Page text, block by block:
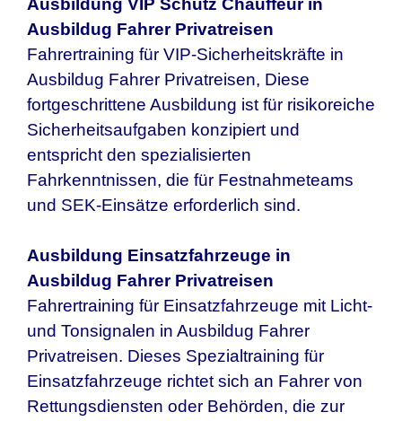
Ausbildung VIP Schutz Chauffeur in
Ausbildug Fahrer Privatreisen
Fahrertraining für VIP-Sicherheitskräfte in
Ausbildug Fahrer Privatreisen, Diese
fortgeschrittene Ausbildung ist für risikoreiche
Sicherheitsaufgaben konzipiert und
entspricht den spezialisierten
Fahrkenntnissen, die für Festnahmeteams
und SEK-Einsätze erforderlich sind.
Ausbildung Einsatzfahrzeuge in
Ausbildug Fahrer Privatreisen
Fahrertraining für Einsatzfahrzeuge mit Licht-
und Tonsignalen in Ausbildug Fahrer
Privatreisen. Dieses Spezialtraining für
Einsatzfahrzeuge richtet sich an Fahrer von
Rettungsdiensten oder Behörden, die zur